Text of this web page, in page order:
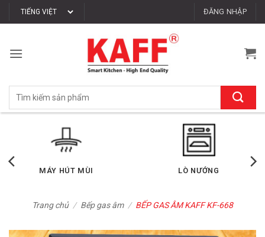
qua
dung
ĐĂNG NHẬP
Tìm
LÒ VI SÓNG MÁY RỬA CHÉN
Trang chủ / Bếp gas âm / BẾP GAS ÂM KAFF KF-668